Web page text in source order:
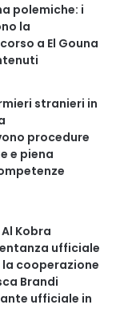
conservazione
punta a:
pulita
polemiche: i
la
a El Gouna
stranieri in
procedure
e piena
Kobra
ufficiale
cooperazione
Brandi
ufficiale in